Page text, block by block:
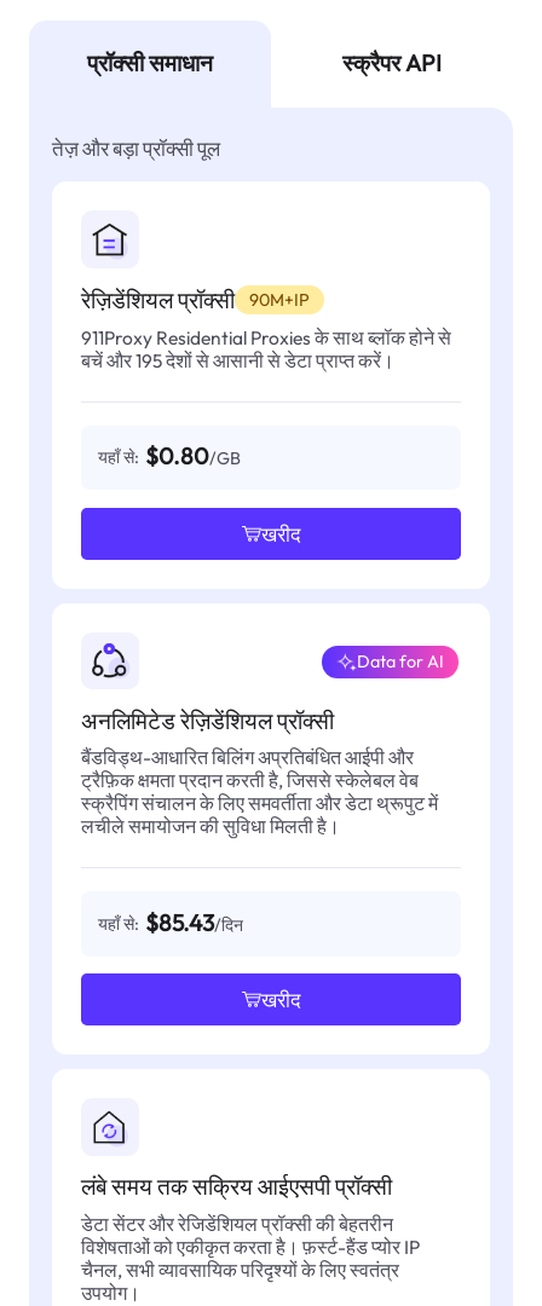
प्रॉक्सी समाधान स्क्रैपर API
तेज़ और बड़ा प्रॉक्सी पूल
रेज़िडेंशियल प्रॉक्सी 90M+IP
911Proxy Residential Proxies के साथ ब्लॉक होने से
बचें और 195 देशों से आसानी से डेटा प्राप्त करें।
यहाँ से: $0.80/GB
खरीद
अनलिमिटेड रेज़िडेंशियल प्रॉक्सी
Data for AI
बैंडविड्थ-आधारित बिलिंग अप्रतिबंधित आईपी और
ट्रैफ़िक क्षमता प्रदान करती है, जिससे स्केलेबल वेब
स्क्रैपिंग संचालन के लिए समवर्तीता और डेटा थ्रूपुट में
लचीले समायोजन की सुविधा मिलती है।
यहाँ से: $85.43/दिन
खरीद
लंबे समय तक सक्रिय आईएसपी प्रॉक्सी
डेटा सेंटर और रेजिडेंशियल प्रॉक्सी की बेहतरीन
विशेषताओं को एकीकृत करता है। फ़र्स्ट-हैंड प्योर IP
चैनल, सभी व्यावसायिक परिदृश्यों के लिए स्वतंत्र
उपयोग।